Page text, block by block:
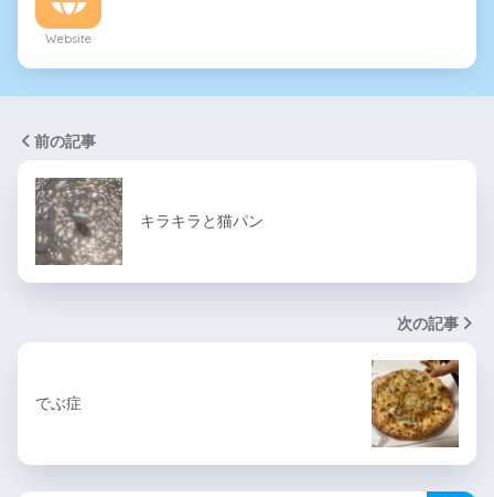
Website
前の記事
キラキラと猫パン
次の記事
でぶ症